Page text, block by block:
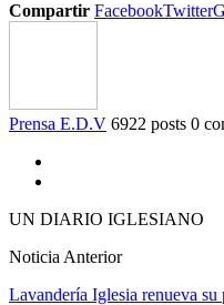
Compartir FacebookTwitter
Prensa E.D.V 6922 posts 0
UN DIARIO IGLESIANO
Noticia Anterior
Lavandería Iglesia renueva